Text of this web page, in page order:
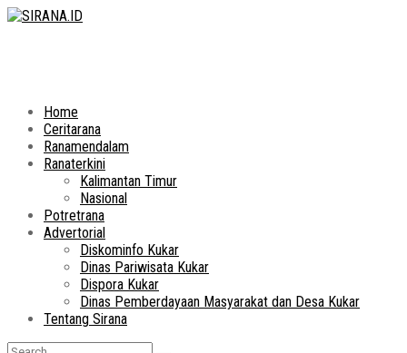
Home
Ceritarana
Ranamendalam
Ranaterkini
Kalimantan Timur
Nasional
Potretrana
Advertorial
Diskominfo Kukar
Dinas Pariwisata Kukar
Dispora Kukar
Dinas Pemberdayaan Masyarakat dan Desa Kukar
Tentang Sirana